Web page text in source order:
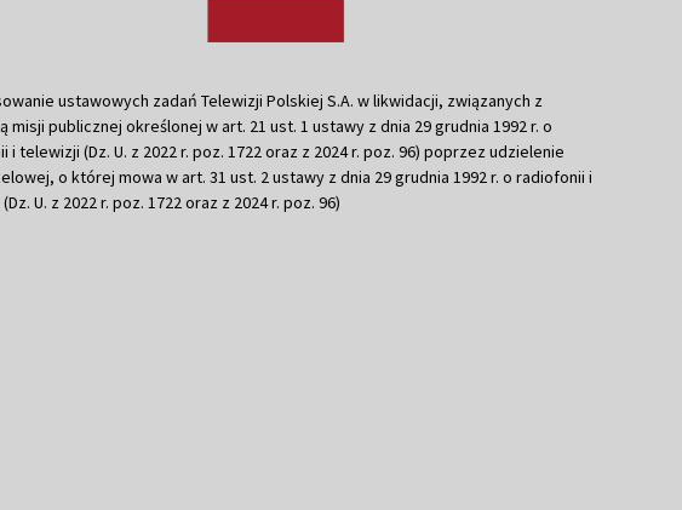
ustawowych zadań Telewizji Polskiej S.A. w likwidacji, związanych z
misji publicznej określonej w art. 21 ust. 1 ustawy z dnia 29 grudnia 1992 r. o
i telewizji (Dz. U. z 2022 r. poz. 1722 oraz z 2024 r. poz. 96) poprzez udzielenie
o której mowa w art. 31 ust. 2 ustawy z dnia 29 grudnia 1992 r. o radiofonii i
U. z 2022 r. poz. 1722 oraz z 2024 r. poz. 96)